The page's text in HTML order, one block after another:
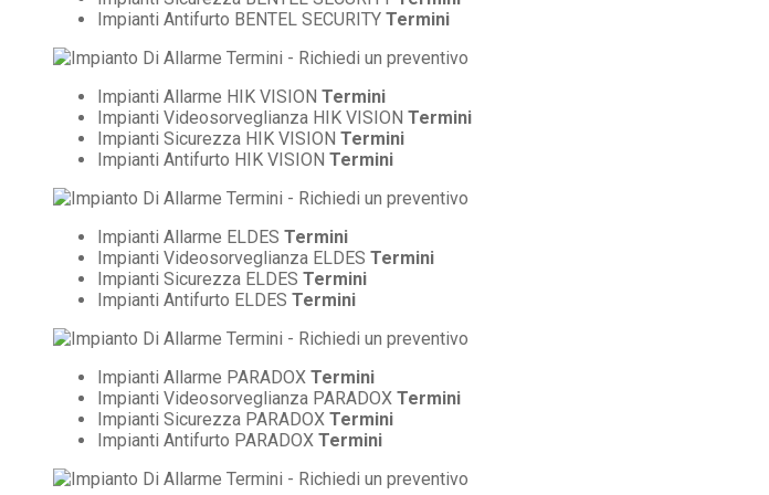
Impianti Antifurto BENTEL SECURITY Termini
Impianti Allarme HIK VISION Termini
Impianti Videosorveglianza HIK VISION Termini
Impianti Sicurezza HIK VISION Termini
Impianti Antifurto HIK VISION Termini
Impianti Allarme ELDES Termini
Impianti Videosorveglianza ELDES Termini
Impianti Sicurezza ELDES Termini
Impianti Antifurto ELDES Termini
Impianti Allarme PARADOX Termini
Impianti Videosorveglianza PARADOX Termini
Impianti Sicurezza PARADOX Termini
Impianti Antifurto PARADOX Termini